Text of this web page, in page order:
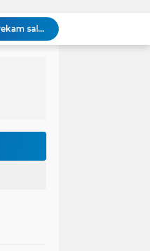
Kasus penggunaan kacamata pintar (smart glasses) untuk merekam salah satu usher di ajang Gaikindo Indonesia International Auto Show (GIIAS) 2026
Menteri Kesehatan (Menkes) Budi Gunadi Sadikin mengaku bersedih setiap kali mendengar kabar ada masyarakat yang meninggal dunia pada usia muda. Ia bahkan menyebut dirinya merasa gagal sebagai menteri kesehatan apabila masih ada warga yang kehilangan nyawa
Satgas TMMD Ke-129 Pastikan Kesehatan Warga Masyarakat dan Personel Tetap Prima Demi Suksesnya TMMD di Kampung Sesor